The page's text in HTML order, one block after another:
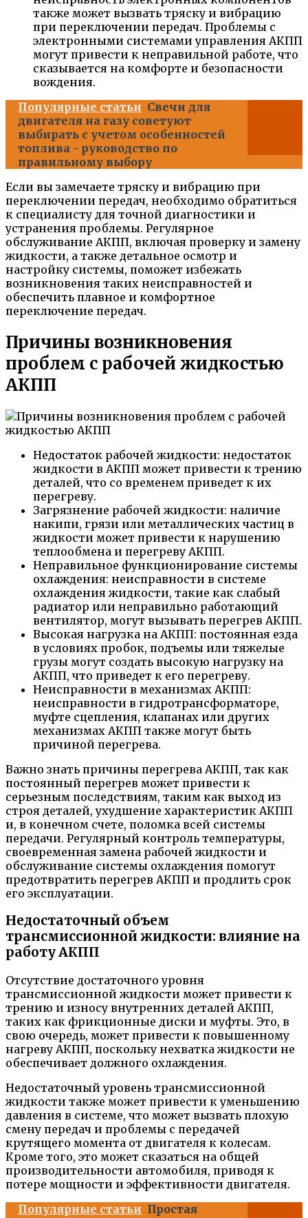
также может вызвать тряску и вибрацию
при переключении передач. Проблемы с
электронными системами управления АКПП
могут привести к неправильной работе, что
сказывается на комфорте и безопасности
вождения.
Популярные статьи Свечи для
двигателя на газу советуют
выбирать с учетом особенностей
топлива - руководство по
правильному выбору
Если вы замечаете тряску и вибрацию при
переключении передач, необходимо обратиться
к специалисту для точной диагностики и
устранения проблемы. Регулярное
обслуживание АКПП, включая проверку и замену
жидкости, а также детальное осмотр и
настройку системы, поможет избежать
возникновения таких неисправностей и
обеспечить плавное и комфортное
переключение передач.
Причины возникновения
проблем с рабочей жидкостью
АКПП
Недостаток рабочей жидкости: недостаток
жидкости в АКПП может привести к трению
деталей, что со временем приведет к их
перегреву.
Загрязнение рабочей жидкости: наличие
накипи, грязи или металлических частиц в
жидкости может привести к нарушению
теплообмена и перегреву АКПП.
Неправильное функционирование системы
охлаждения: неисправности в системе
охлаждения жидкости, такие как слабый
радиатор или неправильно работающий
вентилятор, могут вызывать перегрев АКПП.
Высокая нагрузка на АКПП: постоянная езда
в условиях пробок, подъемы или тяжелые
грузы могут создать высокую нагрузку на
АКПП, что приведет к его перегреву.
Неисправности в механизмах АКПП:
неисправности в гидротрансформаторе,
муфте сцепления, клапанах или других
механизмах АКПП также могут быть
причиной перегрева.
Важно знать причины перегрева АКПП, так как
постоянный перегрев может привести к
серьезным последствиям, таким как выход из
строя деталей, ухудшение характеристик АКПП
и, в конечном счете, поломка всей системы
передачи. Регулярный контроль температуры,
своевременная замена рабочей жидкости и
обслуживание системы охлаждения помогут
предотвратить перегрев АКПП и продлить срок
его эксплуатации.
Недостаточный объем
трансмиссионной жидкости: влияние на
работу АКПП
Отсутствие достаточного уровня
трансмиссионной жидкости может привести к
трению и износу внутренних деталей АКПП,
таких как фрикционные диски и муфты. Это, в
свою очередь, может привести к повышенному
нагреву АКПП, поскольку нехватка жидкости не
обеспечивает должного охлаждения.
Недостаточный уровень трансмиссионной
жидкости также может привести к уменьшению
давления в системе, что может вызвать плохую
смену передач и проблемы с передачей
крутящего момента от двигателя к колесам.
Кроме того, это может сказаться на общей
производительности автомобиля, приводя к
потере мощности и эффективности двигателя.
Популярные статьи Простая